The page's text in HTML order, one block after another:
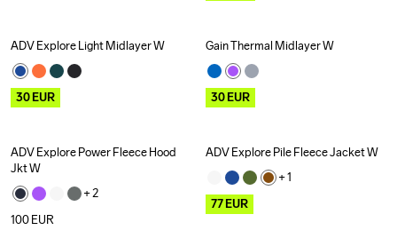
Outlet Recycled
ADV Explore Light Midlayer W
30EUR
Outlet
Gain Thermal Midlayer W
30EUR
ADV Explore Power Fleece Hood
Jkt W
+ 2
100EUR
Outlet
ADV Explore Pile Fleece Jacket W
+ 1
77EUR